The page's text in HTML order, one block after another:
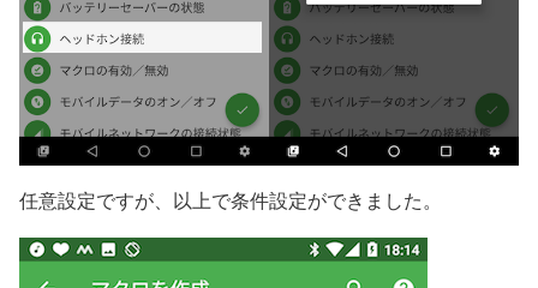
任意設定ですが、以上で条件設定ができました。